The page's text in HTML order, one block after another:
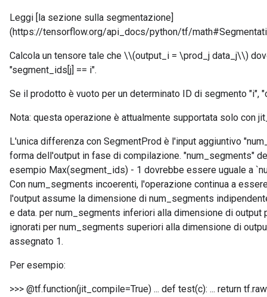
Leggi [la sezione sulla segmentazione]
(https://tensorflow.org/api_docs/python/tf/
Calcola un tensore tale che \\(output_i = \prod_j data_j\\)
"segment_ids[j] == i".
Se il prodotto è vuoto per un determinato ID di segmento "i",
Nota: questa operazione è attualmente supportata solo con
L'unica differenza con SegmentProd è l'input aggiuntivo
forma dell'output in fase di compilazione. "num_segments"
esempio Max(segment_ids) - 1 dovrebbe essere uguale a
Con num_segments incoerenti, l'operazione continua a
l'output assume la dimensione di num_segments
e data. per num_segments inferiori alla dimensione di
ignorati per num_segments superiori alla dimensione di
assegnato 1.
Per esempio:
>>> @tf.function(jit_compile=True) ... def test(c): ... return